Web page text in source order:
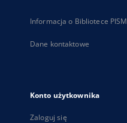
Informacja o Bibliotece PISM
Dane kontaktowe
Konto użytkownika
Zaloguj się